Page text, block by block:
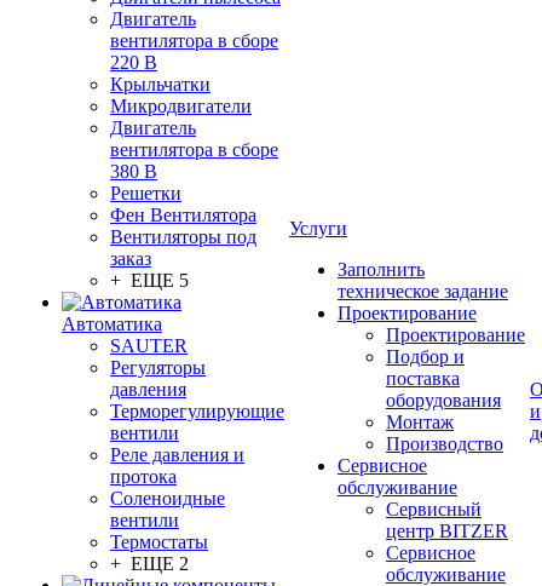
Двигатель
вентилятора в сборе
220 В
Крыльчатки
Микродвигатели
Двигатель
вентилятора в сборе
380 В
Решетки
Фен Вентилятора
Вентиляторы под
заказ
+ ЕЩЕ 5
Автоматика
SAUTER
Регуляторы
давления
Терморегулирующие
вентили
Реле давления и
протока
Соленоидные
вентили
Термостаты
+ ЕЩЕ 2
Услуги
Заполнить
техническое задание
Проектирование
Проектирование
Подбор и
поставка
оборудования
Монтаж
Производство
Сервисное
обслуживание
Сервисный
центр BITZER
Сервисное
обслуживание
и